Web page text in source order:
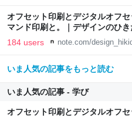
オフセット印刷とデジタルオフ
マンド印刷と。｜デザインのひ
184 users note.com/
いま人気の記事をもっと読む
いま人気の記事 - 学び
オフセット印刷とデジタルオフ